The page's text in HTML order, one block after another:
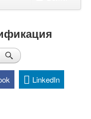
LinkedIn